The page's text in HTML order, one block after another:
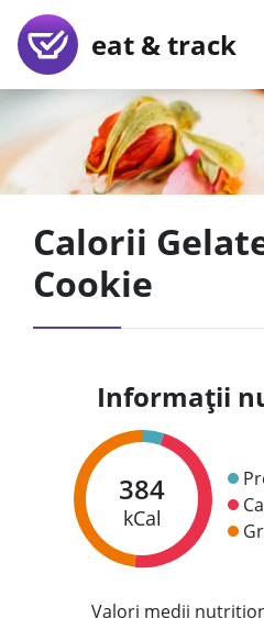
eat & track
Calorii
Cookie
Informații
384
kCal
Valori medii